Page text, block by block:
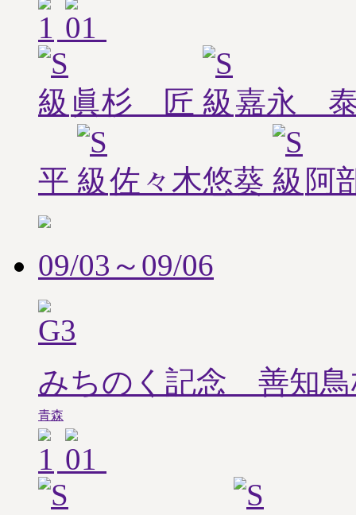
眞杉 匠 嘉永
平 佐々木悠葵 阿
09/03～09/06
みちのく記念 善知鳥
青森